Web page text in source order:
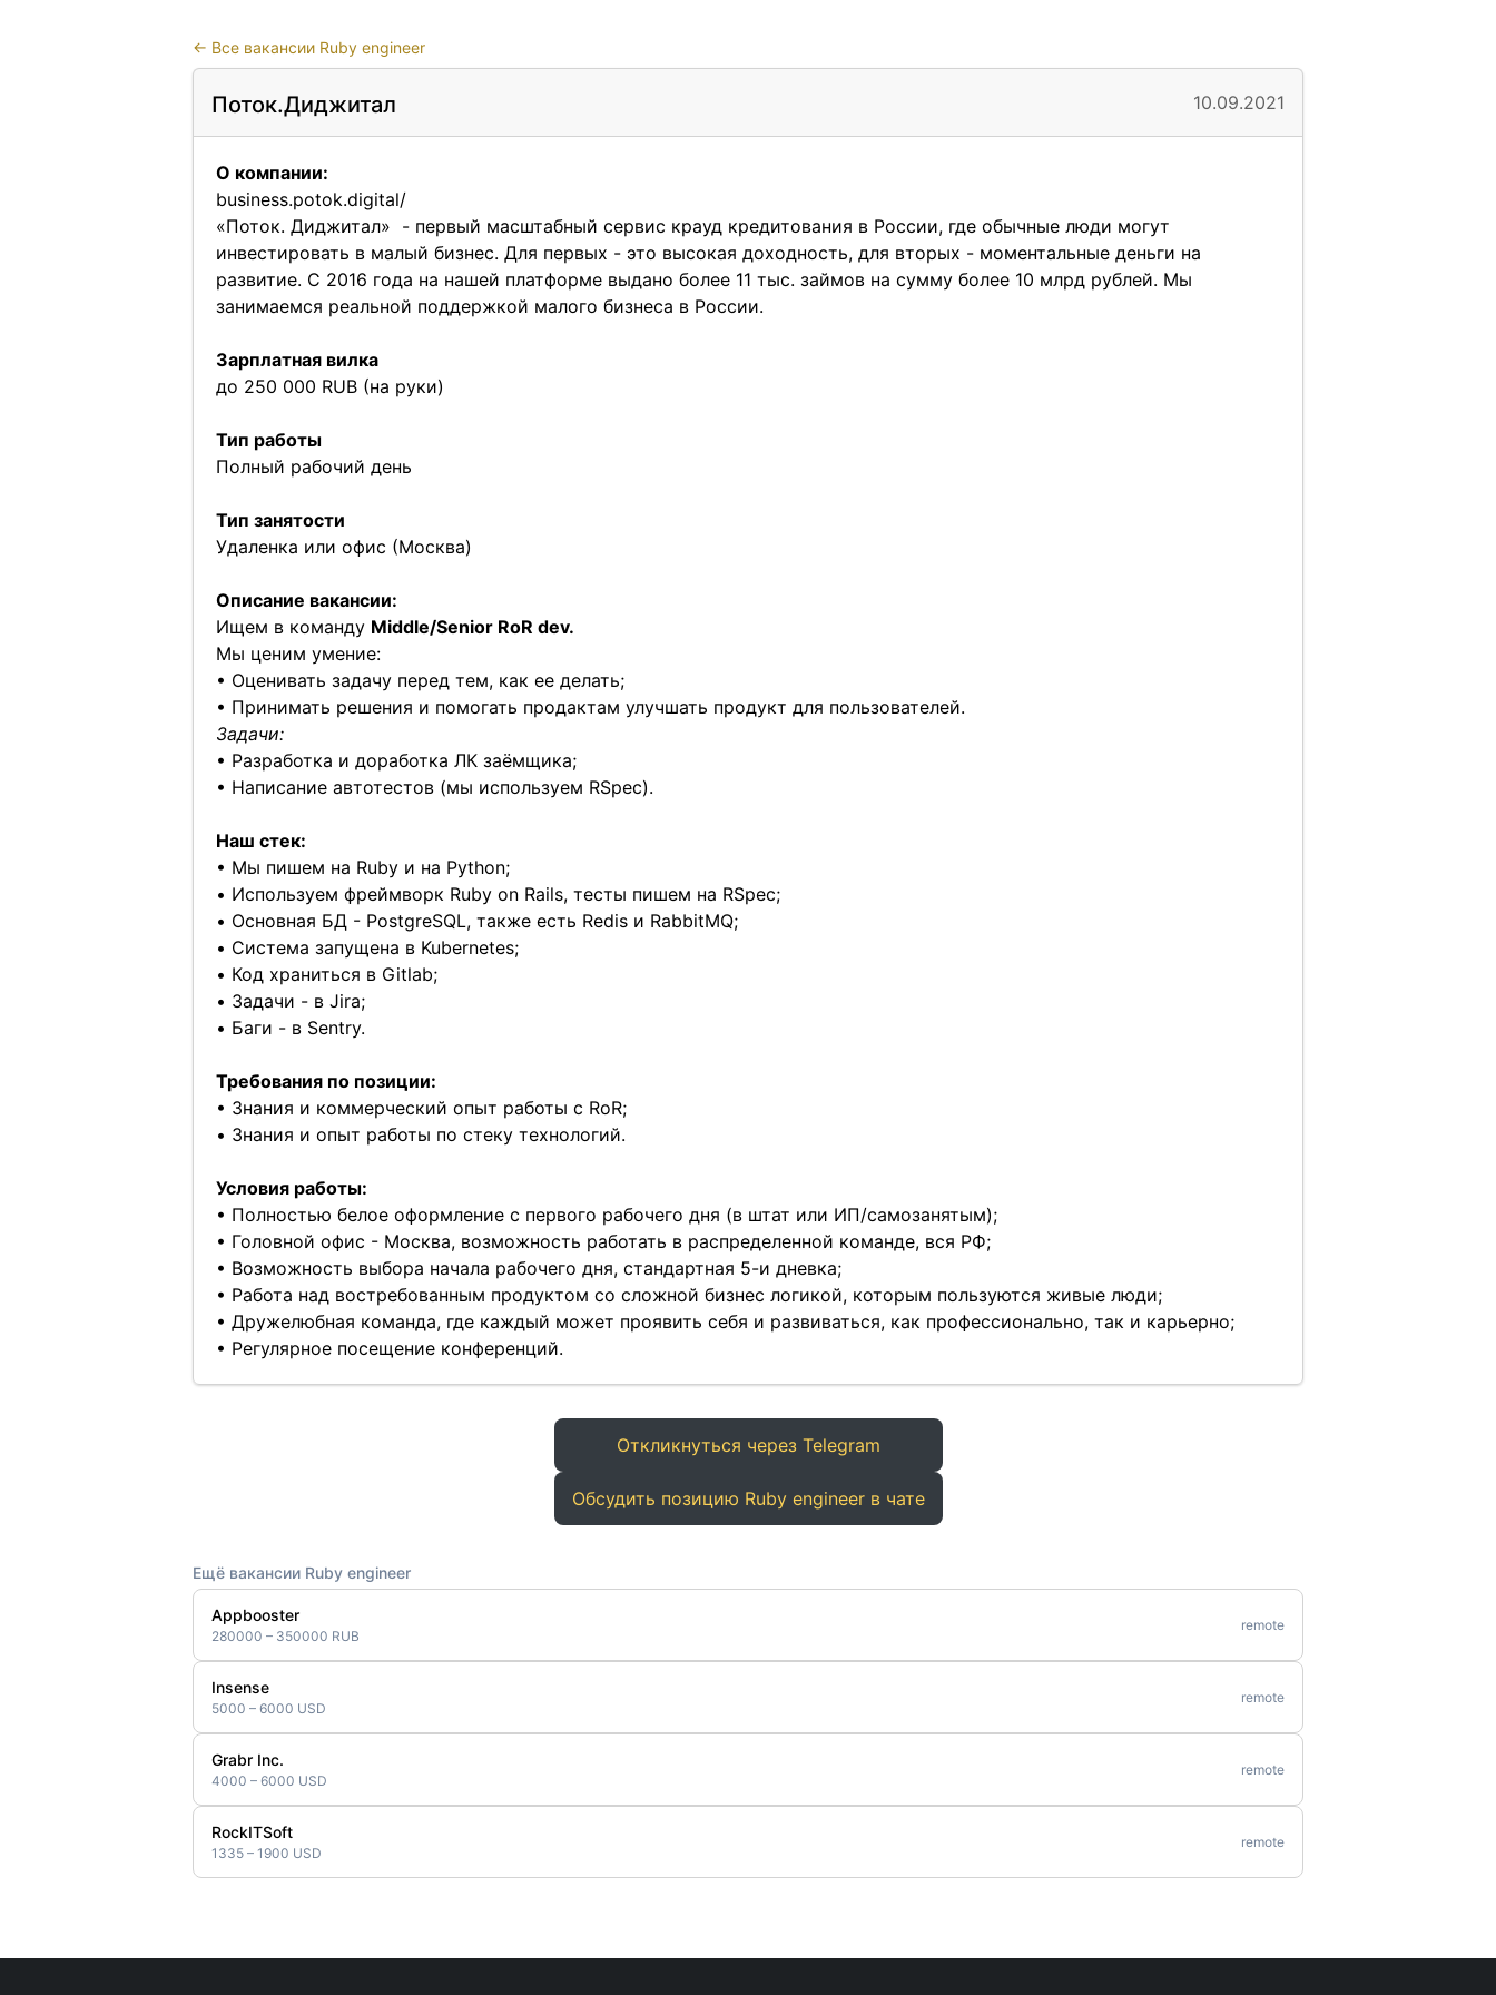
← Все вакансии Ruby engineer
Поток.Диджитал 10.09.2021
О компании:
business.potok.digital/
«Поток. Диджитал» - первый масштабный сервис крауд кредитования в России, где обычные люди могут
инвестировать в малый бизнес. Для первых - это высокая доходность, для вторых - моментальные деньги на
развитие. С 2016 года на нашей платформе выдано более 11 тыс. займов на сумму более 10 млрд рублей. Мы
занимаемся реальной поддержкой малого бизнеса в России.
Зарплатная вилка
до 250 000 RUB (на руки)
Тип работы
Полный рабочий день
Тип занятости
Удаленка или офис (Москва)
Описание вакансии:
Ищем в команду Middle/Senior RoR dev.
Мы ценим умение:
• Оценивать задачу перед тем, как ее делать;
• Принимать решения и помогать продактам улучшать продукт для пользователей.
Задачи:
• Разработка и доработка ЛК заёмщика;
• Написание автотестов (мы используем RSpec).
Наш стек:
• Мы пишем на Ruby и на Python;
• Используем фреймворк Ruby on Rails, тесты пишем на RSpec;
• Основная БД - PostgreSQL, также есть Redis и RabbitMQ;
• Система запущена в Kubernetes;
• Код храниться в Gitlab;
• Задачи - в Jira;
• Баги - в Sentry.
Требования по позиции:
• Знания и коммерческий опыт работы с RoR;
• Знания и опыт работы по стеку технологий.
Условия работы:
• Полностью белое оформление с первого рабочего дня (в штат или ИП/самозанятым);
• Головной офис - Москва, возможность работать в распределенной команде, вся РФ;
• Возможность выбора начала рабочего дня, стандартная 5-и дневка;
• Работа над востребованным продуктом со сложной бизнес логикой, которым пользуются живые люди;
• Дружелюбная команда, где каждый может проявить себя и развиваться, как профессионально, так и карьерно;
• Регулярное посещение конференций.
Откликнуться через Telegram
Обсудить позицию Ruby engineer в чате
Ещё вакансии Ruby engineer
Appbooster
280000 – 350000 RUB
remote
Insense
5000 – 6000 USD
remote
Grabr Inc.
4000 – 6000 USD
remote
RockITSoft
1335 – 1900 USD
remote